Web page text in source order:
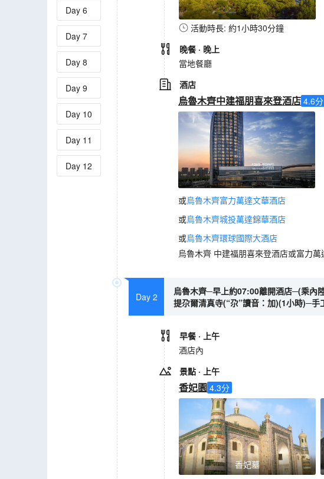
Day 6
Day 7
Day 8
Day 9
Day 10
Day 11
Day 12
活動時長: 約1小時30分鐘
晚餐 · 晚上
當地餐廳
酒店
烏魯木齊中建福朋喜來登酒店 4.6分
或烏魯木齊富力萬達文華酒店
或烏魯木齊城投萬達錦華酒店
或烏魯木齊環球國際大酒店
烏魯木齊 中建福朋喜來登酒店或富力
Day 2
烏魯木齊─早上約07:00離開酒店─(乘內
提尕爾清真寺(“尕”讀音：加)(1小時)─
早餐 · 上午
酒店內
景點 · 上午
香妃園 4.3分
香妃墓